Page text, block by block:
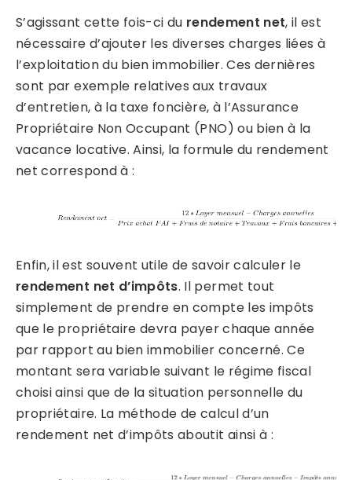
S’agissant cette fois-ci du rendement net, il est
nécessaire d’ajouter les diverses charges liées à
l’exploitation du bien immobilier. Ces dernières
sont par exemple relatives aux travaux
d’entretien, à la taxe foncière, à l’Assurance
Propriétaire Non Occupant (PNO) ou bien à la
vacance locative. Ainsi, la formule du rendement
net correspond à :
Enfin, il est souvent utile de savoir calculer le
rendement net d’impôts. Il permet tout
simplement de prendre en compte les impôts
que le propriétaire devra payer chaque année
par rapport au bien immobilier concerné. Ce
montant sera variable suivant le régime fiscal
choisi ainsi que de la situation personnelle du
propriétaire. La méthode de calcul d’un
rendement net d’impôts aboutit ainsi à :